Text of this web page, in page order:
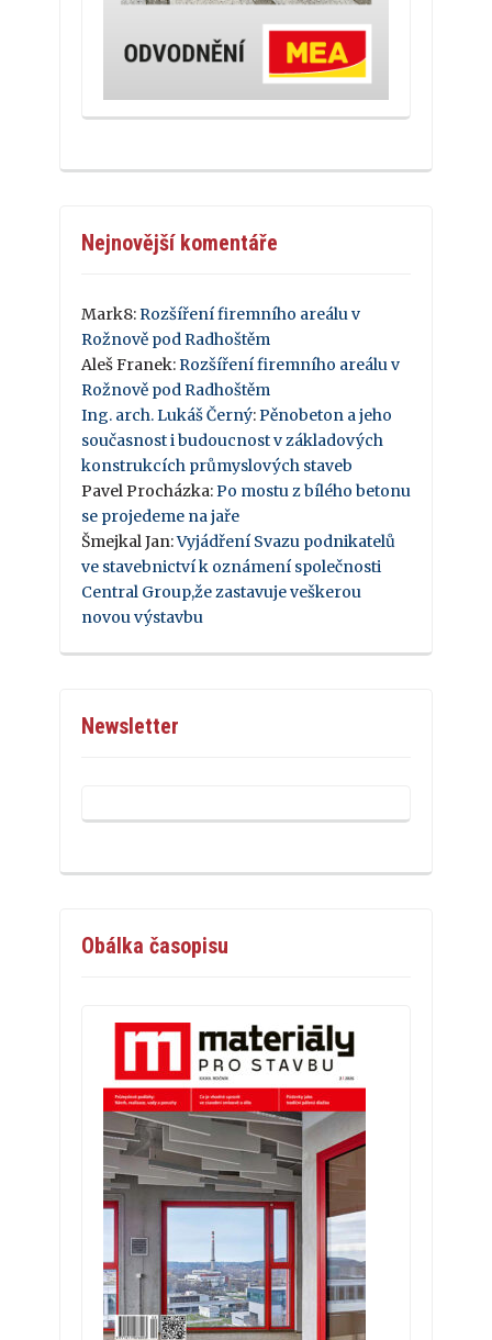
Nejnovější komentáře
Mark8: Rozšíření firemního areálu v
Rožnově pod Radhoštěm
Aleš Franek: Rozšíření firemního areálu v
Rožnově pod Radhoštěm
Ing. arch. Lukáš Černý: Pěnobeton a jeho
současnost i budoucnost v základových
konstrukcích průmyslových staveb
Pavel Procházka: Po mostu z bílého betonu
se projedeme na jaře
Šmejkal Jan:Vyjádření Svazu podnikatelů
ve stavebnictví k oznámení společnosti
Central Group,že zastavuje veškerou
novou výstavbu
Newsletter
Obálka časopisu